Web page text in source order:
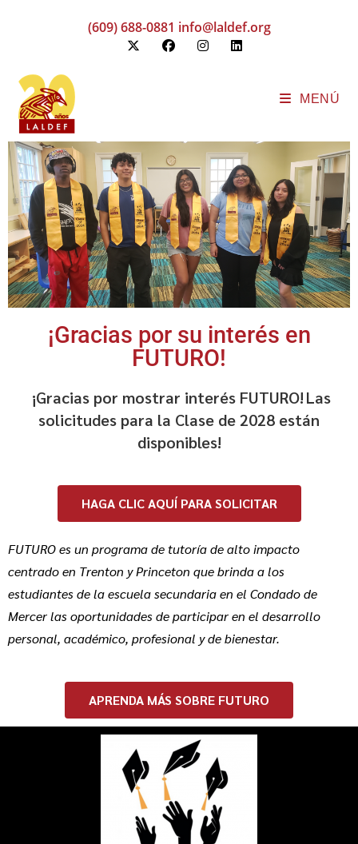
(609) 688-0881 info@laldef.org
MENÚ
¡Gracias por su interés en
FUTURO!
¡Gracias por mostrar interés FUTURO! Las
solicitudes para la Clase de 2028 están
disponibles!
HAGA CLIC AQUÍ PARA SOLICITAR
FUTURO es un programa de tutoría de alto impacto
centrado en Trenton y Princeton que brinda a los
estudiantes de la escuela secundaria en el Condado de
Mercer las oportunidades de participar en el desarrollo
personal, académico, profesional y de bienestar.
APRENDA MÁS SOBRE FUTURO